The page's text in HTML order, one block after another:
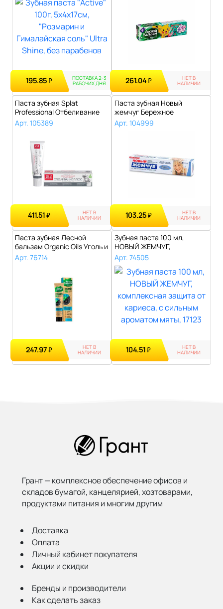
195.85₽ ПОСТАВКА 2-3
РАБОЧИХ ДНЯ 261.04₽ НЕТ В
НАЛИЧИИ
Паста зубная Splat
Professional Отбеливание
плюс, 100 м..
Арт. 105389
411.51₽ НЕТ В
НАЛИЧИИ
Паста зубная Новый
жемчуг Бережное
отбеливание, 50 мл..
Арт. 104999
103.25₽ НЕТ В
НАЛИЧИИ
Паста зубная Лесной
бальзам Organic Oils Уголь и
кальци..
Арт. 76714
247.97₽ НЕТ В
НАЛИЧИИ
Зубная паста 100 мл,
НОВЫЙ ЖЕМЧУГ,
комплексная защита о..
Арт. 74505
104.51₽ НЕТ В
НАЛИЧИИ
Грант — комплексное обеспечение офисов и
складов бумагой, канцелярией, хозтоварами,
продуктами питания и многим другим
Доставка
Оплата
Личный кабинет покупателя
Акции и скидки
Бренды и производители
Как сделать заказ